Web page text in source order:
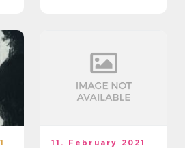
11. February 2021